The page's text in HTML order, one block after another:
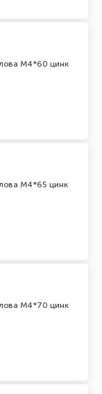
М4*60 цинк
М4*65 цинк
М4*70 цинк